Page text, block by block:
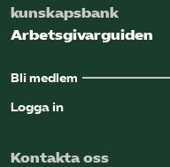
kunskapsbank
Arbetsgivarguiden
Bli medlem
Logga in
Kontakta oss